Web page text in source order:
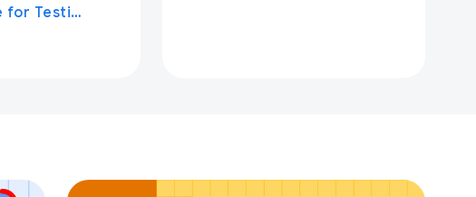
Chrome for Testing